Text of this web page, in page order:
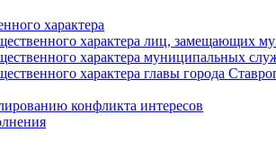
характера
характера лиц,
характера муниципальных
характера главы города
конфликта интересов